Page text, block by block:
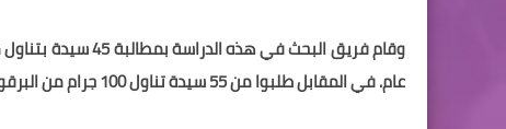
عام. في المقابل طلبوا من 55 سيدة تناول 100 جرام من البرقوق أو الخوخ المجفف لمدة عامٍ.